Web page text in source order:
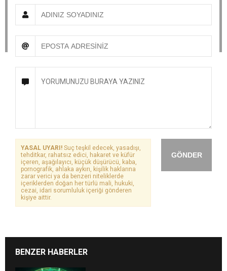
GÖNDER
YASAL UYARI! Suç teşkil edecek, yasadışı,
tehditkar, rahatsız edici, hakaret ve küfür
içeren, aşağılayıcı, küçük düşürücü, kaba,
pornografik, ahlaka aykırı, kişilik haklarına
zarar verici ya da benzeri niteliklerde
içeriklerden doğan her türlü mali, hukuki,
cezai, idari sorumluluk içeriği gönderen
kişiye aittir.
BENZER HABERLER